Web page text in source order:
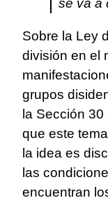
se va a
Sobre la Ley
división en el
grupos
la Sección 30
que este
la idea es
las
encuentran